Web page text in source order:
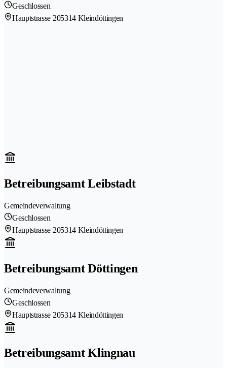
Geschlossen
Hauptstrasse 205314 Kleindöttingen
Betreibungsamt Leibstadt
Gemeindeverwaltung
Geschlossen
Hauptstrasse 205314 Kleindöttingen
Betreibungsamt Döttingen
Gemeindeverwaltung
Geschlossen
Hauptstrasse 205314 Kleindöttingen
Betreibungsamt Klingnau